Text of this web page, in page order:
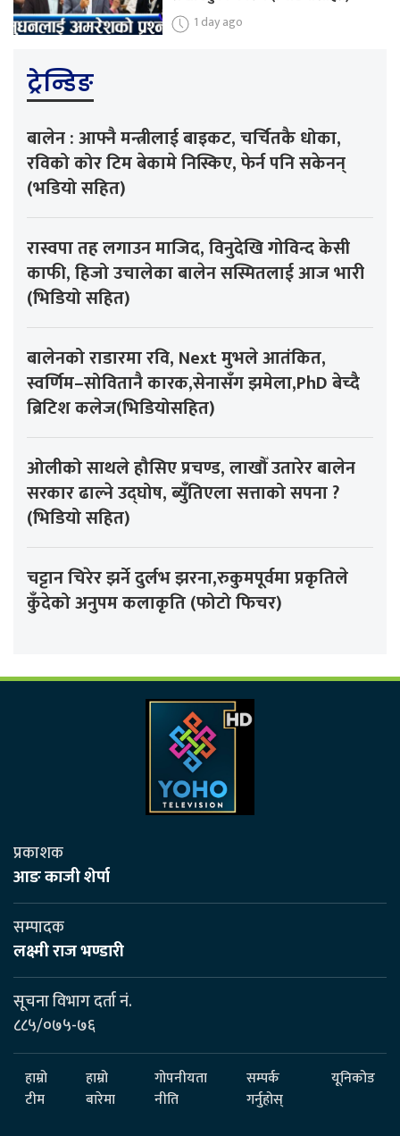
1 day ago
ट्रेन्डिङ
बालेन : आफ्नै मन्त्रीलाई बाइकट, चर्चितकै धोका,
रविको कोर टिम बेकामे निस्किए, फेर्न पनि सकेनन्
(भडियो सहित)
रास्वपा तह लगाउन माजिद, विनुदेखि गोविन्द केसी
काफी, हिजो उचालेका बालेन सस्मितलाई आज भारी
(भिडियो सहित)
बालेनको राडारमा रवि, Next मुभले आतंकित,
स्वर्णिम–सोवितानै कारक,सेनासँग झमेला,PhD बेच्दै
ब्रिटिश कलेज(भिडियोसहित)
ओलीको साथले हौसिए प्रचण्ड, लाखौँ उतारेर बालेन
सरकार ढाल्ने उद्घोष, ब्युँतिएला सत्ताको सपना ?
(भिडियो सहित)
चट्टान चिरेर झर्ने दुर्लभ झरना,रुकुमपूर्वमा प्रकृतिले
कुँदेको अनुपम कलाकृति (फोटो फिचर)
प्रकाशक
आङ काजी शेर्पा
सम्पादक
लक्ष्मी राज भण्डारी
सूचना विभाग दर्ता नं.
८८५/०७५-७६
हाम्रो
टीम
हाम्रो
बारेमा
गोपनीयता
नीति
सम्पर्क
गर्नुहोस्
यूनिकोड